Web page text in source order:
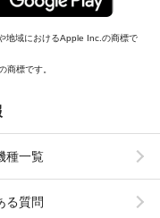
地域におけるApple Inc.の商標で
標です。
種一覧
る質問